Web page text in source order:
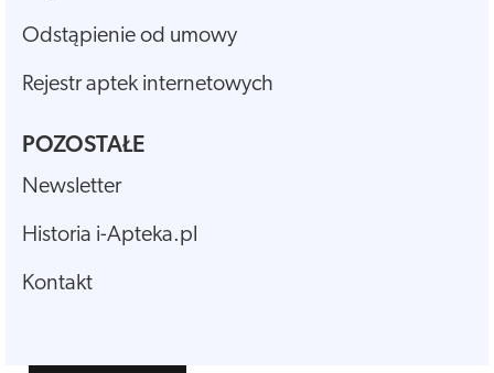
Odstąpienie od umowy
Rejestr aptek internetowych
POZOSTAŁE
Newsletter
Historia i-Apteka.pl
Kontakt